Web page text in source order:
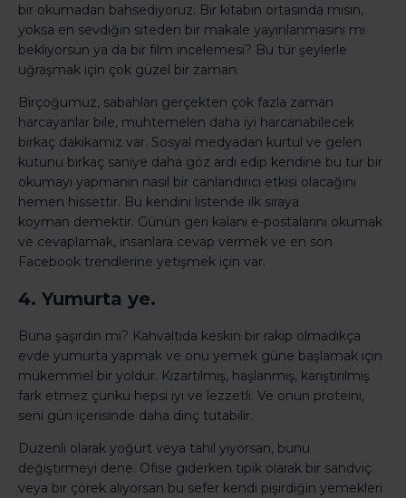
bir okumadan bahsediyoruz. Bir kitabın ortasında mısın,
yoksa en sevdiğin siteden bir makale yayınlanmasını mı
bekliyorsun ya da bir film incelemesi? Bu tür şeylerle
uğraşmak için çok güzel bir zaman.
Birçoğumuz, sabahları gerçekten çok fazla zaman
harcayanlar bile, muhtemelen daha iyi harcanabilecek
birkaç dakikamız var. Sosyal medyadan kurtul ve gelen
kutunu birkaç saniye daha göz ardı edip kendine bu tür bir
okumayı yapmanın nasıl bir canlandırıcı etkisi olacağını
hemen hissettir. Bu kendini listende ilk sıraya
koyman demektir. Günün geri kalanı e-postalarını okumak
ve cevaplamak, insanlara cevap vermek ve en son
Facebook trendlerine yetişmek için var.
4. Yumurta ye.
Buna şaşırdın mı? Kahvaltıda keskin bir rakip olmadıkça
evde yumurta yapmak ve onu yemek güne başlamak için
mükemmel bir yoldur. Kızartılmış, haşlanmış, karıştırılmış
fark etmez çünkü hepsi iyi ve lezzetli. Ve onun proteini,
seni gün içerisinde daha dinç tutabilir.
Düzenli olarak yoğurt veya tahıl yiyorsan, bunu
değiştirmeyi dene. Ofise giderken tipik olarak bir sandviç
veya bir çörek alıyorsan bu sefer kendi pişirdiğin yemekleri